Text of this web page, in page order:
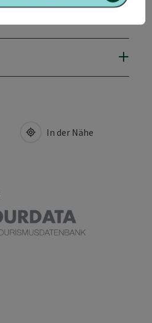
In der Nähe